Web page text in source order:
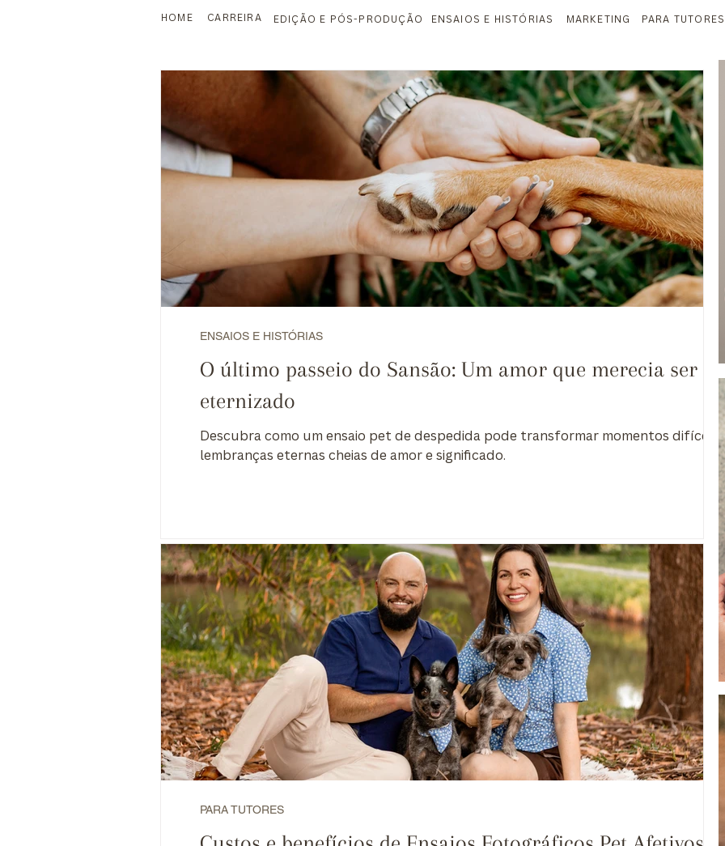
HOME CARREIRA EDIÇÃO E PÓS-PRODUÇÃO ENSAIOS E HISTÓRIAS MARKETING PARA TUTORES
O último passeio do Sansão: Um amor que merecia ser
eternizado
Descubra como um ensaio pet de despedida pode transformar momentos difíceis
lembranças eternas cheias de amor e significado.
ENSAIOS E HISTÓRIAS
PARA TUTORES